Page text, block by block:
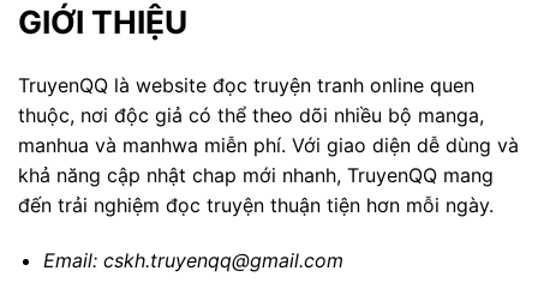
GIỚI THIỆU
TruyenQQ là website đọc truyện tranh online quen
thuộc, nơi độc giả có thể theo dõi nhiều bộ manga,
manhua và manhwa miễn phí. Với giao diện dễ dùng và
khả năng cập nhật chap mới nhanh, TruyenQQ mang
đến trải nghiệm đọc truyện thuận tiện hơn mỗi ngày.
Email: cskh.truyenqq@gmail.com